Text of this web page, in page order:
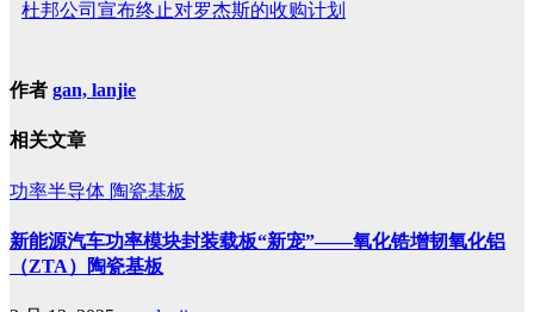
杜邦公司宣布终止对罗杰斯的收购计划
作者 gan, lanjie
相关文章
功率半导体 陶瓷基板
新能源汽车功率模块封装载板“新宠”——氧化锆增韧氧化铝
（ZTA）陶瓷基板